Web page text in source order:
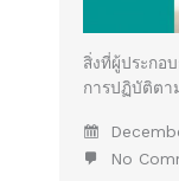
สิ่งที่ผู้ประกอ
การปฏิบัติตา
No